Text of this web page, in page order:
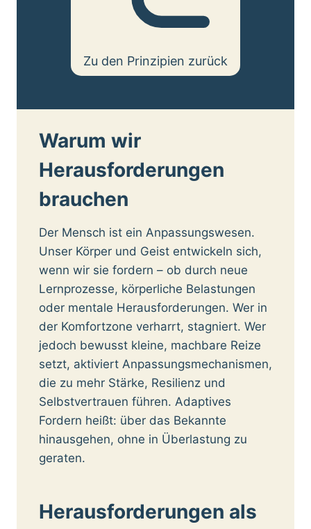
Zu den Prinzipien zurück
Warum wir
Herausforderungen
brauchen
Der Mensch ist ein Anpassungswesen.
Unser Körper und Geist entwickeln sich,
wenn wir sie fordern – ob durch neue
Lernprozesse, körperliche Belastungen
oder mentale Herausforderungen. Wer in
der Komfortzone verharrt, stagniert. Wer
jedoch bewusst kleine, machbare Reize
setzt, aktiviert Anpassungsmechanismen,
die zu mehr Stärke, Resilienz und
Selbstvertrauen führen. Adaptives
Fordern heißt: über das Bekannte
hinausgehen, ohne in Überlastung zu
geraten.
Herausforderungen als